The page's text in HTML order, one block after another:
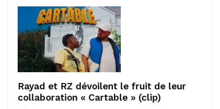
Rayad et RZ dévoilent le fruit de leur
collaboration « Cartable » (clip)